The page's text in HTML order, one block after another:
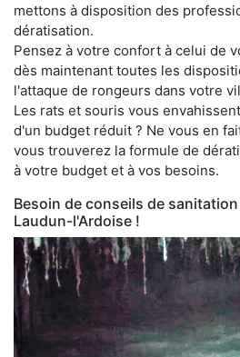
mettons à disposition des
dératisation.
Pensez à votre confort à celui de
dès maintenant toutes les
l'attaque de rongeurs dans votre
Les rats et souris vous
d'un budget réduit ? Ne vous en
vous trouverez la formule de
à votre budget et à vos besoins.
Besoin de conseils de
Laudun-l'Ardoise !